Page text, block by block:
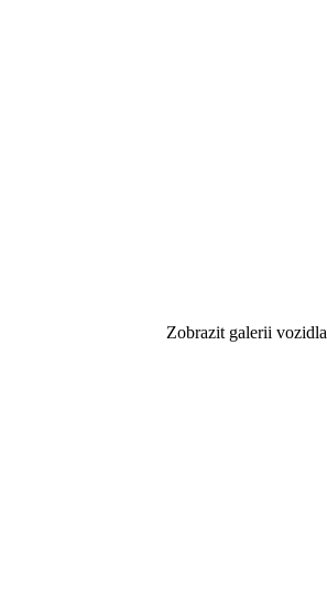
Zobrazit galerii vozidla